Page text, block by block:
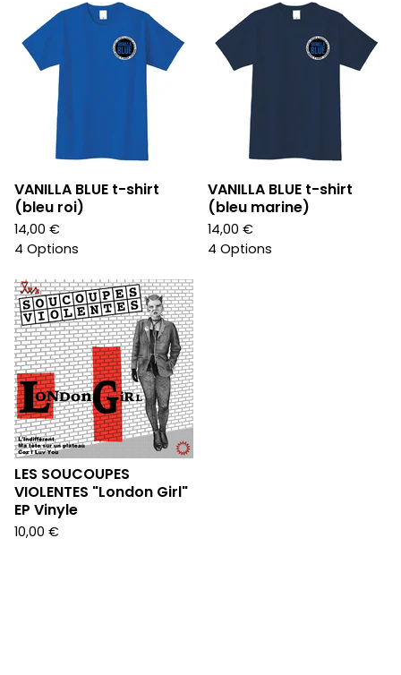
VANILLA BLUE t-shirt
(bleu roi)
14,00 €
4 Options
VANILLA BLUE t-shirt
(bleu marine)
14,00 €
4 Options
LES SOUCOUPES
VIOLENTES "London Girl"
EP Vinyle
10,00 €